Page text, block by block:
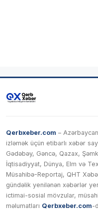
Qerbxeber.com –
izləmək üçün etibarlı xəbər
Gədəbəy, Gəncə, Qazax,
İqtisadiyyat, Dünya, Elm və
Müsahibə-Reportaj, QHT
gündəlik yenilənən xəbərlər
ictimai-sosial mövzular,
məlumatları Qerbxeber.com-